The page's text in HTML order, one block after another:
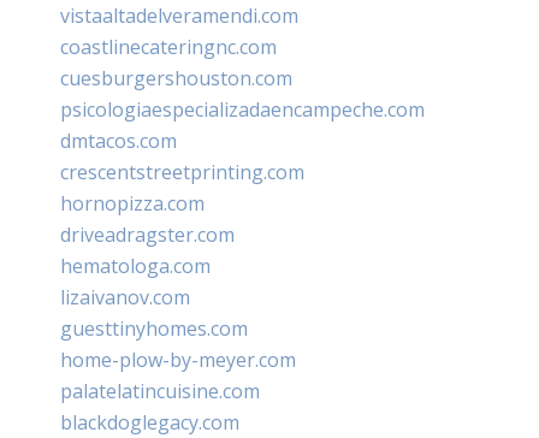
vistaaltadelveramendi.com
coastlinecateringnc.com
cuesburgershouston.com
psicologiaespecializadaencampeche.com
dmtacos.com
crescentstreetprinting.com
hornopizza.com
driveadragster.com
hematologa.com
lizaivanov.com
guesttinyhomes.com
home-plow-by-meyer.com
palatelatincuisine.com
blackdoglegacy.com